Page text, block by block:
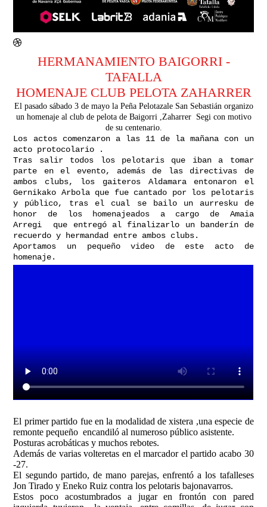
HERMANAMIENTO BAIGORRI -
TAFALLA
HOMENAJE CLUB PELOTA ZAHARRER
El pasado sábado 3 de mayo la Peña Pelotazale San Sebastián organizo
un homenaje al club de pelota de Baigorri ,Zaharrer Segi con motivo
de su centenario.
Los actos comenzaron a las 11 de la mañana con un
acto protocolario .
Tras salir todos los pelotaris que iban a tomar
parte en el evento, además de las directivas de
ambos clubs, los gaiteros Aldamara entonaron el
Gernikako Arbola que fue cantado por los pelotaris
y público, tras el cual se bailo un aurresku de
honor de los homenajeados a cargo de Amaia
Arregi que entregó al finalizarlo un banderín de
recuerdo y hermandad entre ambos clubs.
Aportamos un pequeño video de este acto de
homenaje.
El primer partido fue en la modalidad de xistera ,una especie de
remonte pequeño encandiló al numeroso público asistente.
Posturas acrobáticas y muchos rebotes.
Además de varias volteretas en el marcador el partido acabo 30
-27.
El segundo partido, de mano parejas, enfrentó a los tafalleses
Jon Tirado y Eneko Ruiz contra los pelotaris bajonavarros.
Estos poco acostumbrados a jugar en frontón con pared